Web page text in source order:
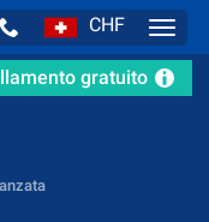
CHF
gratuito